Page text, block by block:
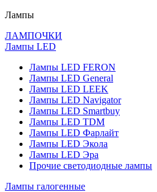
Лампы
ЛАМПОЧКИ
Лампы LED
Лампы LED FERON
Лампы LED General
Лампы LED LEEK
Лампы LED Navigator
Лампы LED Smartbuy
Лампы LED TDM
Лампы LED Фарлайт
Лампы LED Экола
Лампы LED Эра
Прочие светодиодные лампы
Лампы галогенные